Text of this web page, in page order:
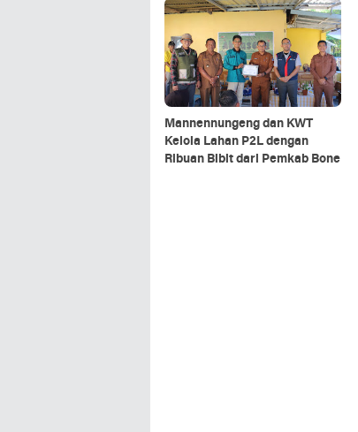
Mannennungeng dan KWT
Kelola Lahan P2L dengan
Ribuan Bibit dari Pemkab Bone